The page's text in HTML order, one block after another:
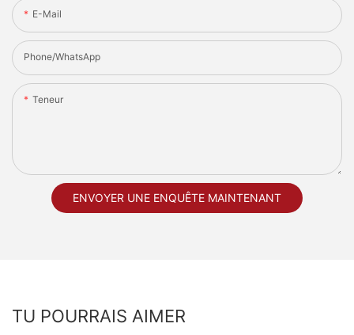
E-Mail
Phone/whatsApp
Teneur
ENVOYER UNE ENQUÊTE MAINTENANT
TU POURRAIS AIMER